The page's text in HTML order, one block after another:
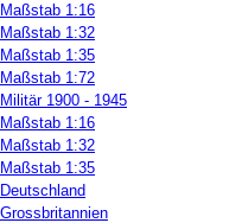
Maßstab 1:16
Maßstab 1:32
Maßstab 1:35
Maßstab 1:72
Militär 1900 - 1945
Maßstab 1:16
Maßstab 1:32
Maßstab 1:35
Deutschland
Grossbritannien